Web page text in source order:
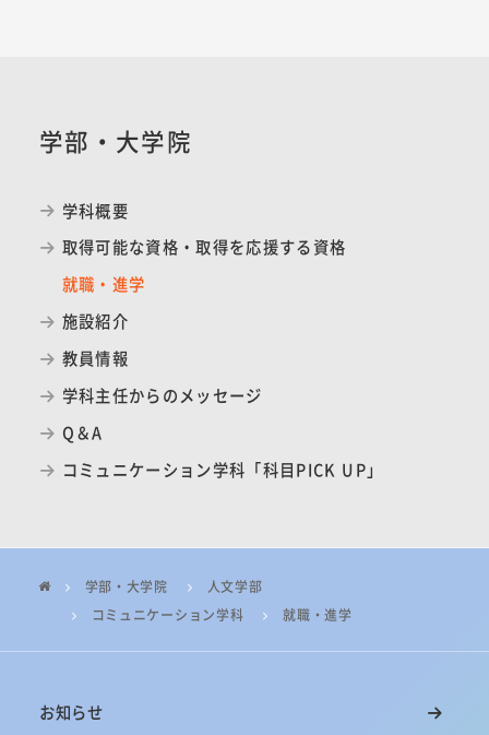
学部・大学院
学科概要
取得可能な資格・取得を応援する資格
就職・進学
施設紹介
教員情報
学科主任からのメッセージ
Q＆A
コミュニケーション学科「科目PICK UP」
学部・大学院
人文学部
コミュニケーション学科
就職・進学
お知らせ